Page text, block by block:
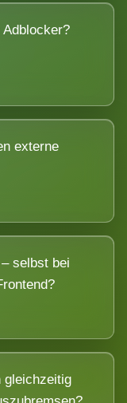
externe
selbst bei
gleichzeitig